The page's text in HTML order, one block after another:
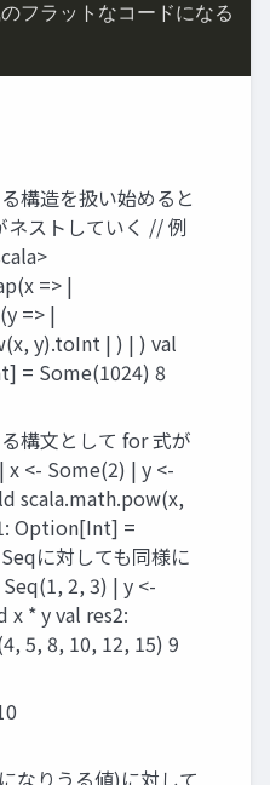
フラットなコードになる
構造を扱い始めると
ストしていく // 例
=> |
=> |
y).toInt | ) | ) val
= Some(1024) 8
構⽂として for 式が
x <- Some(2) | y <-
scala.math.pow(x,
Option[Int] =
に対しても同様に
2, 3) | y <-
x * y val res2:
5, 8, 10, 12, 15) 9